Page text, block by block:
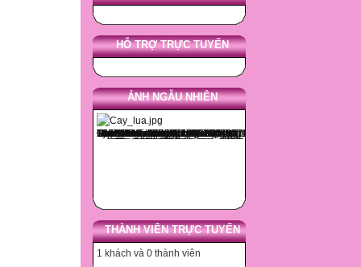
HỖ TRỢ TRỰC TUYẾN
ẢNH NGẪU NHIÊN
THÀNH VIÊN TRỰC TUYẾN
1 khách và 0 thành viên